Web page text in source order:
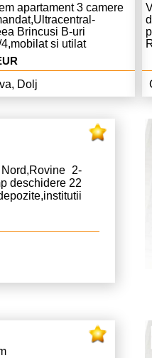
apartament 3 camere
Brincusi B-uri
si utilat
si 480 Euro garantie
Dolj
2-
deschidere 22